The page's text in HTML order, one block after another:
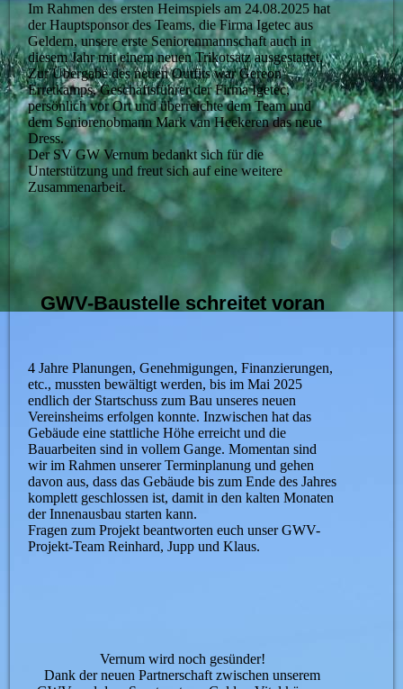
Im Rahmen des ersten Heimspiels am 24.08.2025 hat
der Hauptsponsor des Teams, die Firma Igetec aus
Geldern, unsere erste Seniorenmannschaft auch in
diesem Jahr mit einem neuen Trikotsatz ausgestattet.
Zur Übergabe des neuen Outfits war Gereon
Erretkamps, Geschäftsführer der Firma Igetec,
persönlich vor Ort und überreichte dem Team und
dem Seniorenobmann Mark van Heekeren das neue
Dress.
Der SV GW Vernum bedankt sich für die
Unterstützung und freut sich auf eine weitere
Zusammenarbeit.
GWV-Baustelle schreitet voran
4 Jahre Planungen, Genehmigungen, Finanzierungen,
etc., mussten bewältigt werden, bis im Mai 2025
endlich der Startschuss zum Bau unseres neuen
Vereinsheims erfolgen konnte. Inzwischen hat das
Gebäude eine stattliche Höhe erreicht und die
Bauarbeiten sind in vollem Gange. Momentan sind
wir im Rahmen unserer Terminplanung und gehen
davon aus, dass das Gebäude bis zum Ende des Jahres
komplett geschlossen ist, damit in den kalten Monaten
der Innenausbau starten kann.
Fragen zum Projekt beantworten euch unser GWV-
Projekt-Team Reinhard, Jupp und Klaus.
Vernum wird noch gesünder!
Dank der neuen Partnerschaft zwischen unserem